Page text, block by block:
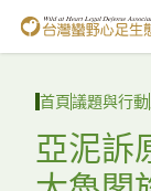
台灣蠻野心足生
議題與行動
環境教育
首頁議題與行動
亞泥訴